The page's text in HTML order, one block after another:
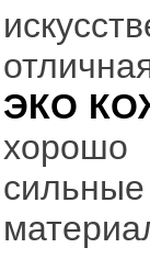
ЭКО
хорошо